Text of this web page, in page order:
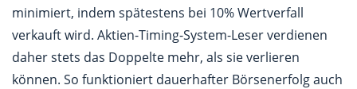
minimiert, indem spätestens bei 10% Wertverfall
verkauft wird. Aktien-Timing-System-Leser verdienen
daher stets das Doppelte mehr, als sie verlieren
können. So funktioniert dauerhafter Börsenerfolg auch